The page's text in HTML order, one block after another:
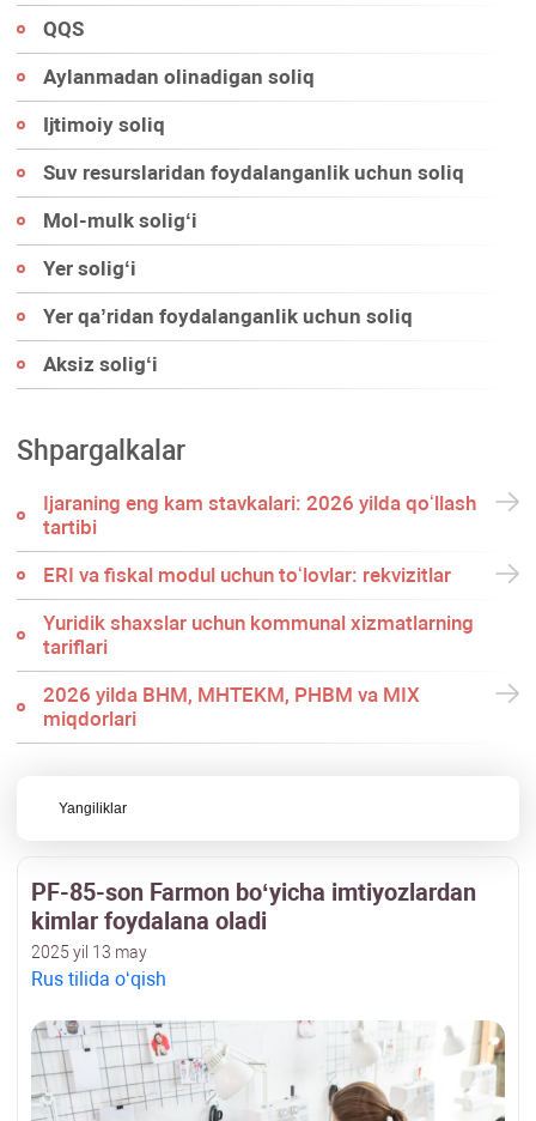
QQS
Aylanmadan olinadigan soliq
Ijtimoiy soliq
Suv resurslaridan foydalanganlik uchun soliq
Mol-mulk soligʻi
Yer soligʻi
Yer qa’ridan foydalanganlik uchun soliq
Aksiz soligʻi
Shpargalkalar
Ijaraning eng kam stavkalari: 2026 yilda qoʻllash
tartibi
ERI va fiskal modul uchun toʻlovlar: rekvizitlar
Yuridik shaхslar uchun kommunal хizmatlarning
tariflari
2026 yilda BHM, MHTEKM, PHBM va MIX
miqdorlari
Yangiliklar
PF-85-son Farmon boʻyicha imtiyozlardan
kimlar foydalana oladi
2025 yil 13 may
Rus tilida oʻqish